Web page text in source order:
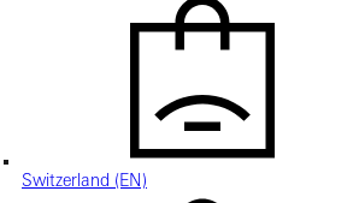
Switzerland (EN)